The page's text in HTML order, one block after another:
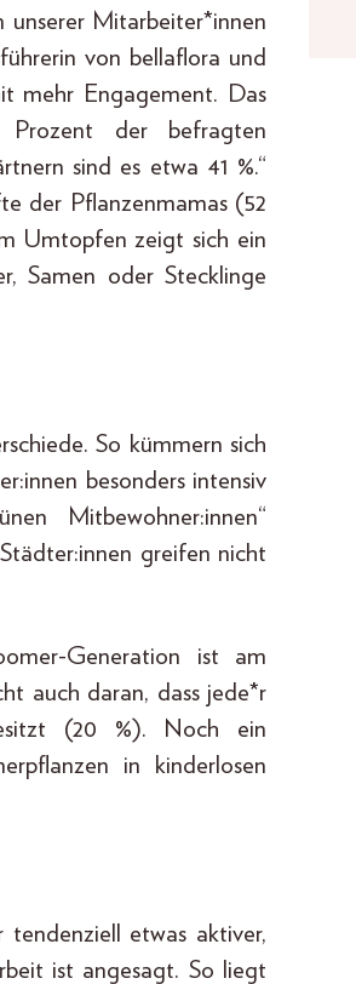
unserer Mitarbeiter*innen
von bellaflora und
mehr Engagement. Das
der befragten
sind es etwa 41 %.“
der Pflanzenmamas (52
Umtopfen zeigt sich ein
Samen oder Stecklinge
So kümmern sich
besonders intensiv
Mitbewohner:innen“
greifen nicht
Generation ist am
auch daran, dass jede*r
(20 %). Noch ein
in kinderlosen
etwas aktiver,
ist angesagt. So liegt